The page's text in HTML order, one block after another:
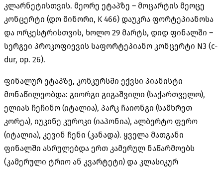
კლარნეტისთვის. მეორე ეტაპზე – მოცარტის მეოცე
კონცერტი (დო მინორი, K 466) დაუკრა ფორტეპიანოსა
და ორკესტრისთვის, ხოლო 29 მარტს, დიდ ფინალში –
სერგეი პროკოფიევის საფორტეპიანო კონცერტი N3 (c-
dur, op. 26).
ფინალურ ეტაპზე, კონკურსში ექვსი პიანისტი
მონაწილეობდა: გიორგი გიგაშვილი (საქართველო),
ელიას ჩეჩინო (იტალია), პარკ ჩაიონგი (სამხრეთ
კორეა), იუკინე კუროკი (იაპონია), ალბერტო ფერო
(იტალია), კევინ ჩენი (კანადა). ყველა მათგანი
ფინალში ასრულებდა ერთ კამერულ ნაწარმოებს
(კამერული ტრიო ან კვარტეტი) და კლასიკურ